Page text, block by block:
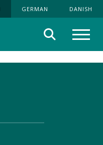
GERMAN DANISH
Sök